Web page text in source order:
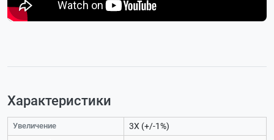
Характеристики
Увеличение 3Х (+/-1%)